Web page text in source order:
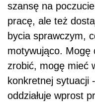
szansę na
pracę, ale też
bycia sprawczym,
motywująco. Mogę
zrobić, mogę mieć
konkretnej sytuacji
oddziałuje wprost